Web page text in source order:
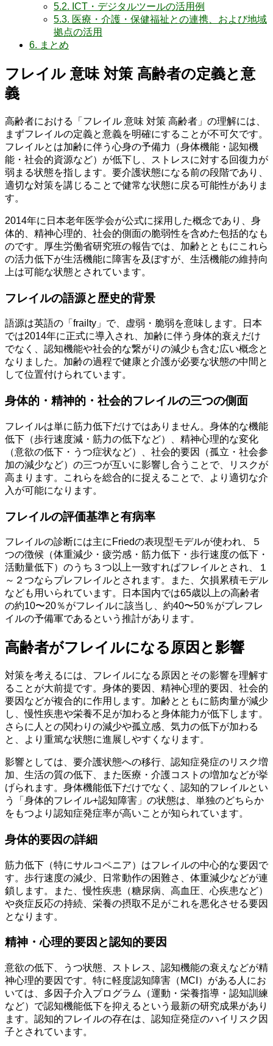
5.2. ICT・デジタルツールの活用例
5.3. 医療・介護・保健福祉との連携、および地域
拠点の活用
6. まとめ
フレイル 意味 対策 高齢者の定義と意
義
高齢者における「フレイル 意味 対策 高齢者」の理解には、
まずフレイルの定義と意義を明確にすることが不可欠です。
フレイルとは加齢に伴う心身の予備力（身体機能・認知機
能・社会的資源など）が低下し、ストレスに対する回復力が
弱まる状態を指します。要介護状態になる前の段階であり、
適切な対策を講じることで健常な状態に戻る可能性がありま
す。
2014年に日本老年医学会が公式に採用した概念であり、身
体的、精神心理的、社会的側面の脆弱性を含めた包括的なも
のです。厚生労働省研究班の報告では、加齢とともにこれら
の活力低下が生活機能に障害を及ぼすが、生活機能の維持向
上は可能な状態とされています。
フレイルの語源と歴史的背景
語源は英語の「frailty」で、虚弱・脆弱を意味します。日本
では2014年に正式に導入され、加齢に伴う身体的衰えだけ
でなく、認知機能や社会的な繋がりの減少も含む広い概念と
なりました。加齢の過程で健康と介護が必要な状態の中間と
して位置付けられています。
身体的・精神的・社会的フレイルの三つの側面
フレイルは単に筋力低下だけではありません。身体的な機能
低下（歩行速度減・筋力の低下など）、精神心理的な変化
（意欲の低下・うつ症状など）、社会的要因（孤立・社会参
加の減少など）の三つが互いに影響し合うことで、リスクが
高まります。これらを総合的に捉えることで、より適切な介
入が可能になります。
フレイルの評価基準と有病率
フレイルの診断には主にFriedの表現型モデルが使われ、５
つの徴候（体重減少・疲労感・筋力低下・歩行速度の低下・
活動量低下）のうち３つ以上一致すればフレイルとされ、１
～２つならプレフレイルとされます。また、欠損累積モデル
なども用いられています。日本国内では65歳以上の高齢者
の約10〜20％がフレイルに該当し、約40〜50％がプレフレ
イルの予備軍であるという推計があります。
高齢者がフレイルになる原因と影響
対策を考えるには、フレイルになる原因とその影響を理解す
ることが大前提です。身体的要因、精神心理的要因、社会的
要因などが複合的に作用します。加齢とともに筋肉量が減少
し、慢性疾患や栄養不足が加わると身体能力が低下します。
さらに人との関わりの減少や孤立感、気力の低下が加わる
と、より重篤な状態に進展しやすくなります。
影響としては、要介護状態への移行、認知症発症のリスク増
加、生活の質の低下、また医療・介護コストの増加などが挙
げられます。身体機能低下だけでなく、認知的フレイルとい
う「身体的フレイル+認知障害」の状態は、単独のどちらか
をもつより認知症発症率が高いことが知られています。
身体的要因の詳細
筋力低下（特にサルコペニア）はフレイルの中心的な要因で
す。歩行速度の減少、日常動作の困難さ、体重減少などが連
鎖します。また、慢性疾患（糖尿病、高血圧、心疾患など）
や炎症反応の持続、栄養の摂取不足がこれを悪化させる要因
となります。
精神・心理的要因と認知的要因
意欲の低下、うつ状態、ストレス、認知機能の衰えなどが精
神心理的要因です。特に軽度認知障害（MCI）がある人にお
いては、多因子介入プログラム（運動・栄養指導・認知訓練
など）で認知機能低下を抑えるという最新の研究成果があり
ます。認知的フレイルの存在は、認知症発症のハイリスク因
子とされています。